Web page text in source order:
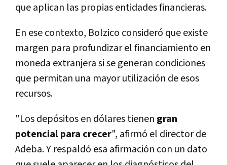
que aplican las propias entidades financieras.
En ese contexto, Bolzico consideró que existe
margen para profundizar el financiamiento en
moneda extranjera si se generan condiciones
que permitan una mayor utilización de esos
recursos.
"Los depósitos en dólares tienen gran
potencial para crecer", afirmó el director de
Adeba. Y respaldó esa afirmación con un dato